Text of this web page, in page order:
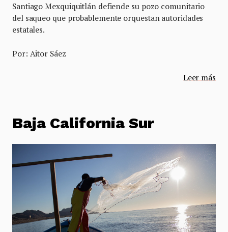
Santiago Mexquiquitlán defiende su pozo comunitario
del saqueo que probablemente orquestan autoridades
estatales.
Por: Aitor Sáez
Leer más
Baja California Sur